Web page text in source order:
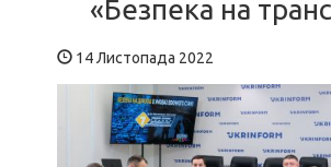
«Безпека на
14 Листопада 2022